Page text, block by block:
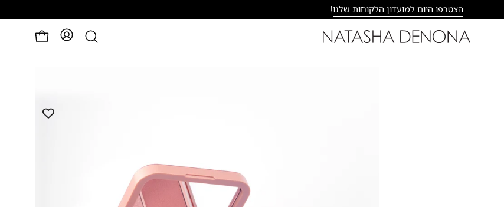
הצטרפו היום למועדון הלקוחות שלנו!
פתיחת
לעגלה